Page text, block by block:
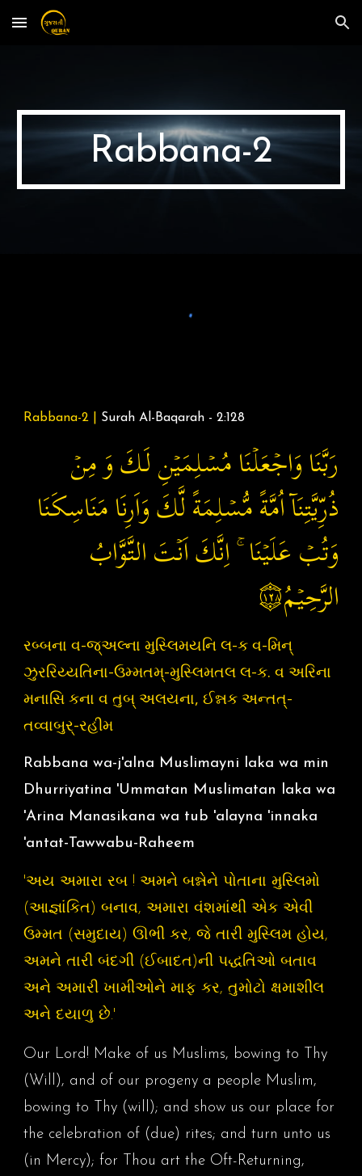
Skip to main content Skip to navigation
Rabbana-2
Rabbana-2 | Surah Al-Baqarah - 2:128
رَبَّنَا وَاجۡعَلۡنَا مُسۡلِمَيۡنِ لَـكَ وَ مِنۡ
ذُرِّيَّتِنَآ اُمَّةً مُّسۡلِمَةً لَّكَ وَاَرِنَا مَنَاسِكَنَا
وَتُبۡ عَلَيۡنَا ۚ اِنَّكَ اَنۡتَ التَّوَّابُ
الرَّحِيۡمُ‏۝١٢٨
રબ્બના વ-જ્અલ્ના મુસ્લિમયનિ લ-ક વ-મિન્
ઝુરરિય્યતિના-ઉમ્મતમ્-મુસ્લિમતલ લ-ક. વ અરિના
મનાસિ કના વ તુબ્‌ અલયના, ઈન્નક અન્તત્‌-
તવ્વાબુર્‌-રહીમ
Rabbana wa-j'alna Muslimayni laka wa min
Dhurriyatina 'Ummatan Muslimatan laka wa
'Arina Manasikana wa tub 'alayna 'innaka
'antat-Tawwabu-Raheem
'અય અમારા રબ ! અમને બન્નેને પોતાના મુસ્લિમો
(આજ્ઞાંકિત) બનાવ, અમારા વંશમાંથી એક એવી
ઉમ્મત (સમુદાય) ઊભી કર, જે તારી મુસ્લિમ હોય,
અમને તારી બંદગી (ઈબાદત)ની પદ્ધતિઓ બતાવ
અને અમારી ખામીઓને માફ કર, તુમોટો ક્ષમાશીલ
અને દયાળુ છે.'
Our Lord! Make of us Muslims, bowing to Thy
(Will), and of our progeny a people Muslim,
bowing to Thy (will); and show us our place for
the celebration of (due) rites; and turn unto us
(in Mercy); for Thou art the Oft-Returning,